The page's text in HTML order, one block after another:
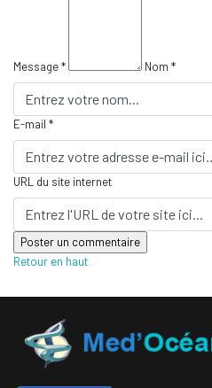
Message * Nom *
E-mail *
URL du site internet
Retour en haut